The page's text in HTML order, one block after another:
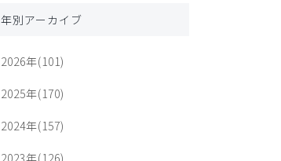
年別アーカイブ
2026年(101)
2025年(170)
2024年(157)
2023年(126)